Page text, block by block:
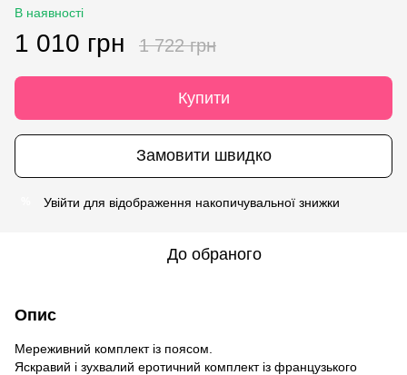
В наявності
1 010 грн 1 722 грн
Купити
Замовити швидко
Увійти для відображення накопичувальної знижки
До обраного
Опис
Мереживний комплект із поясом.
Яскравий і зухвалий еротичний комплект із французького